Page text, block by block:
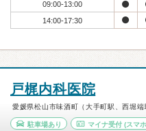
09:00-13:00
14:00-17:30
戸梶内科医院
愛媛県松山市味酒町（大手町駅、西堀端
駐車場あり マイナ受付(スマ